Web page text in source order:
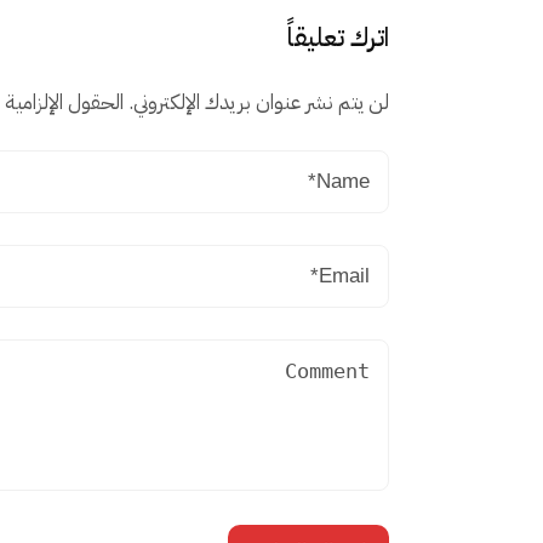
اترك تعليقاً
لن يتم نشر عنوان بريدك الإلكتروني. الحقول